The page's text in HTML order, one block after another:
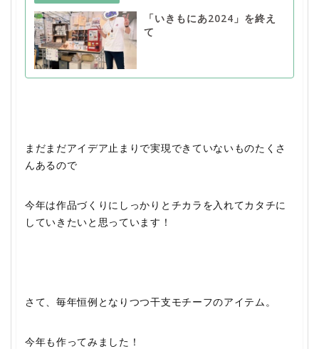
「いきもにあ2024」を終え
て
まだまだアイデア止まりで実現できていないものたくさ
んあるので
今年は作品づくりにしっかりとチカラを入れてカタチに
していきたいと思っています！
さて、毎年恒例となりつつ干支モチーフのアイテム。
今年も作ってみました！